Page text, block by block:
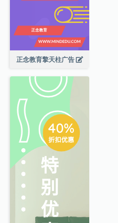
正念教育擎天柱广告